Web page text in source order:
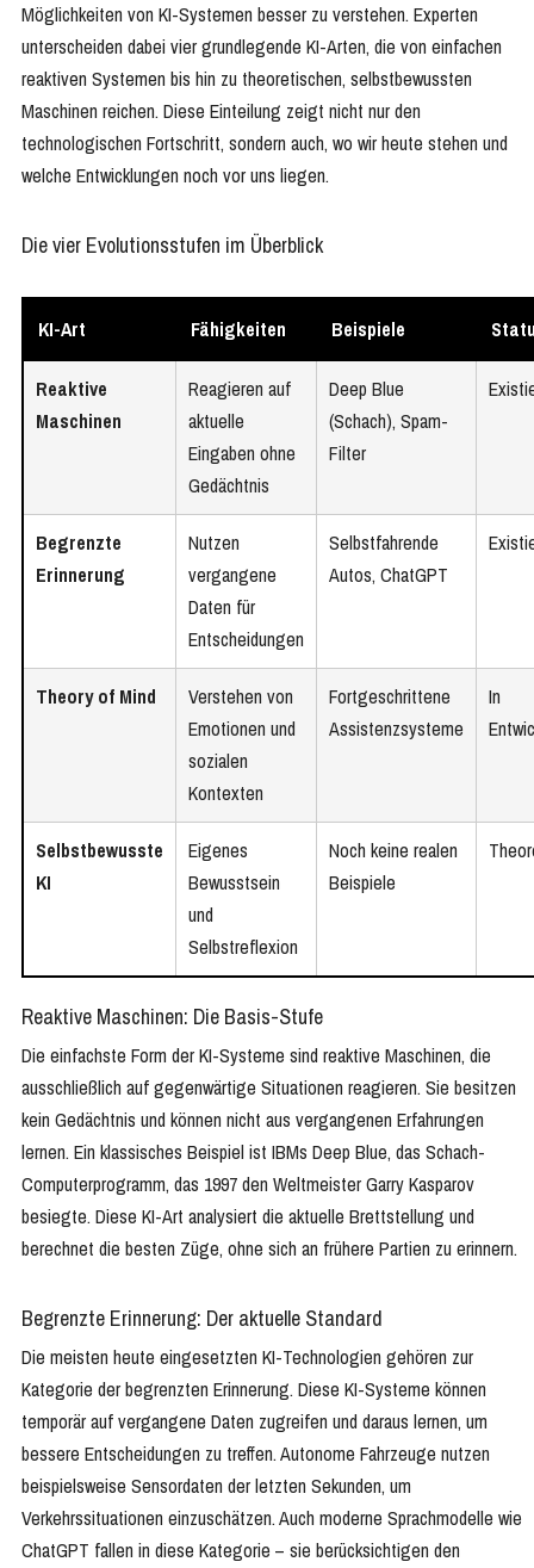
Möglichkeiten von KI-Systemen besser zu verstehen. Experten
unterscheiden dabei vier grundlegende KI-Arten, die von einfachen
reaktiven Systemen bis hin zu theoretischen, selbstbewussten
Maschinen reichen. Diese Einteilung zeigt nicht nur den
technologischen Fortschritt, sondern auch, wo wir heute stehen und
welche Entwicklungen noch vor uns liegen.
Die vier Evolutionsstufen im Überblick
KI-Art Fähigkeiten Beispiele
Reaktive
Maschinen
Reagieren auf
aktuelle
Eingaben ohne
Gedächtnis
Deep Blue
(Schach), Spam-
Filter
Begrenzte
Erinnerung
Nutzen
vergangene
Daten für
Entscheidungen
Selbstfahrende
Autos, ChatGPT
Theory of Mind
Verstehen von
Emotionen und
sozialen
Kontexten
Fortgeschrittene
Assistenzsysteme
In
Selbstbewusste
KI
Eigenes
Bewusstsein
und
Selbstreflexion
Noch keine realen
Beispiele
Reaktive Maschinen: Die Basis-Stufe
Die einfachste Form der KI-Systeme sind reaktive Maschinen, die
ausschließlich auf gegenwärtige Situationen reagieren. Sie besitzen
kein Gedächtnis und können nicht aus vergangenen Erfahrungen
lernen. Ein klassisches Beispiel ist IBMs Deep Blue, das Schach-
Computerprogramm, das 1997 den Weltmeister Garry Kasparov
besiegte. Diese KI-Art analysiert die aktuelle Brettstellung und
berechnet die besten Züge, ohne sich an frühere Partien zu erinnern.
Begrenzte Erinnerung: Der aktuelle Standard
Die meisten heute eingesetzten KI-Technologien gehören zur
Kategorie der begrenzten Erinnerung. Diese KI-Systeme können
temporär auf vergangene Daten zugreifen und daraus lernen, um
bessere Entscheidungen zu treffen. Autonome Fahrzeuge nutzen
beispielsweise Sensordaten der letzten Sekunden, um
Verkehrssituationen einzuschätzen. Auch moderne Sprachmodelle wie
ChatGPT fallen in diese Kategorie – sie berücksichtigen den